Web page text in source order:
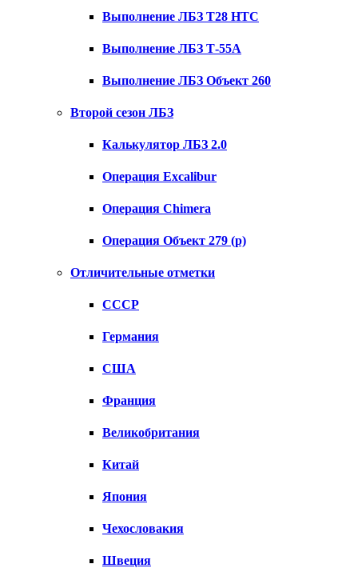
Выполнение ЛБЗ T28 HTC
Выполнение ЛБЗ Т-55А
Выполнение ЛБЗ Объект 260
Второй сезон ЛБЗ
Калькулятор ЛБЗ 2.0
Операция Excalibur
Операция Chimera
Операция Объект 279 (р)
Отличительные отметки
СССР
Германия
США
Франция
Великобритания
Китай
Япония
Чехословакия
Швеция